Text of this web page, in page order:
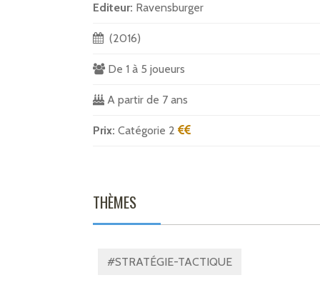
Editeur: Ravensburger
(2016)
De 1 à 5 joueurs
A partir de 7 ans
Prix: Catégorie 2
THÈMES
#STRATÉGIE-TACTIQUE